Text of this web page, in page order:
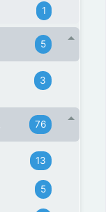
1
5
3
76
13
5